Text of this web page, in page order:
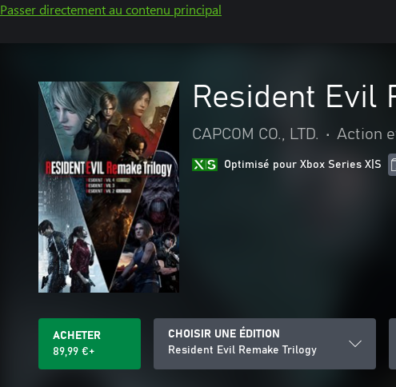
Passer directement au contenu principal
Resident Evil
CAPCOM CO., LTD. • Action
Optimisé pour Xbox Series X|S
ACHETER
89,99 €+
CHOISIR UNE ÉDITION
Resident Evil Remake Trilogy